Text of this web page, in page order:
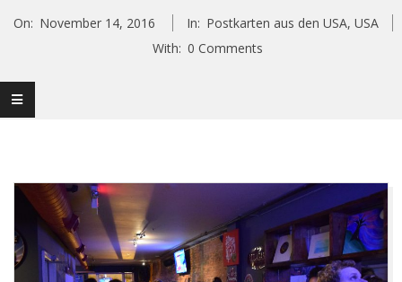
On: November 14, 2016 In: Postkarten aus den USA, USA
With: 0 Comments